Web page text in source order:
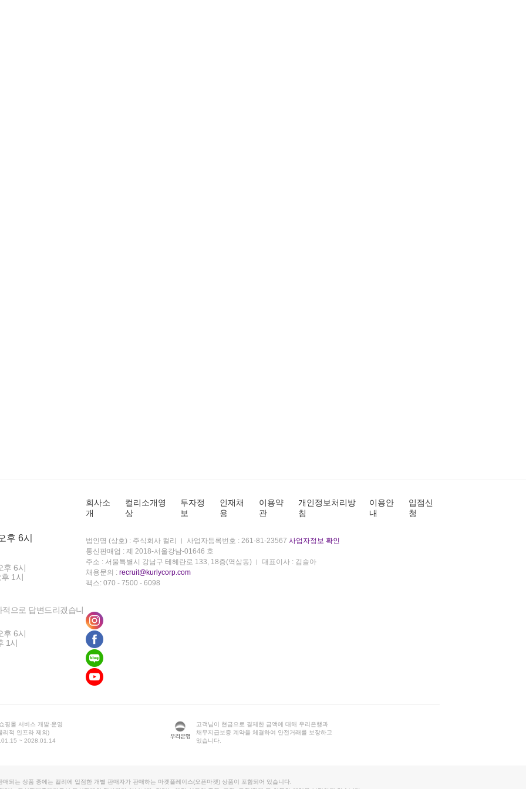
후 6시
후 6시
1시
으로 답변드리겠습니
후 6시
1시
회사소
개
컬리소개영
상
투자정
보
인재채
용
이용약
관
개인정보처리방
침
이용안
내
입점신
청
법인명 (상호) : 주식회사 컬리 사업자등록번호 : 261-81-23567 사업자정보 확인
통신판매업 : 제 2018-서울강남-01646 호
주소 : 서울특별시 강남구 테헤란로 133, 18층(역삼동)
대표이사 : 김슬아
채용문의 : recruit@kurlycorp.com
팩스: 070 - 7500 - 6098
핑몰 서비스 개발·운영
리적 인프라 제외)
~ 2028.01.14
고객님이 현금으로 결제한 금액에 대해 우리은행과
채무지급보증 계약을 체결하여 안전거래를 보장하고
있습니다.
매되는 상품 중에는 컬리에 입점한 개별 판매자가 판매하는 마켓플레이스(오픈마켓) 상품이 포함되어 있습니다.